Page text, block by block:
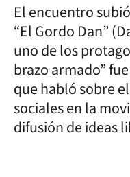
El encuentro
“El Gordo Dan”
uno de los
brazo armado”
que habló sobre
sociales en la
difusión de ideas